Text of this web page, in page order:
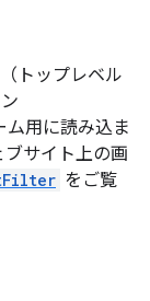
（トップレベル
ム用に読み込ま
ブサイト上の画
をご覧